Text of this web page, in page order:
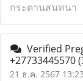
กระดานสนทนา
Verified
+27733445570
21 ธ.ค. 2567 13:23